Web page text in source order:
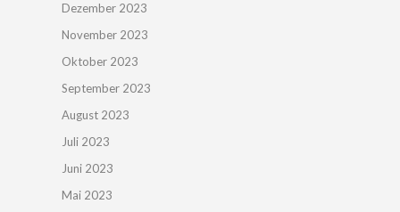
Dezember 2023
November 2023
Oktober 2023
September 2023
August 2023
Juli 2023
Juni 2023
Mai 2023